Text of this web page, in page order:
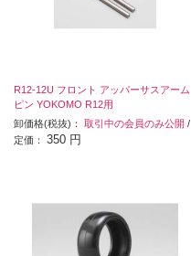
R12-12U フロント アッパーサスアーム
ピン YOKOMO R12用
卸価格(税抜)： 取引中の会員のみ公開 /
定価： 350 円